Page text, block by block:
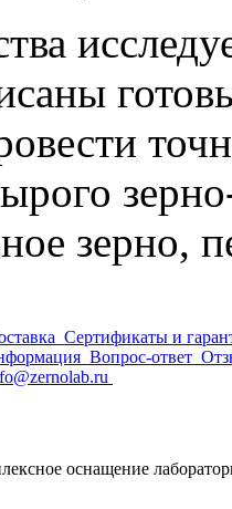
зерно,
Сертификаты и
Вопрос-ответ
оснащение